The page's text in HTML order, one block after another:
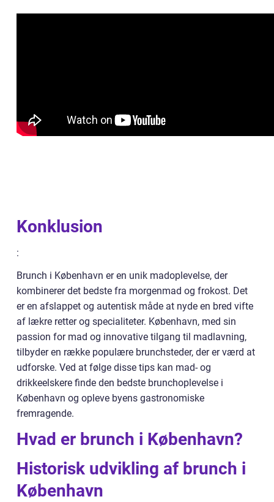
Konklusion
:
Brunch i København er en unik madoplevelse, der
kombinerer det bedste fra morgenmad og frokost. Det
er en afslappet og autentisk måde at nyde en bred vifte
af lækre retter og specialiteter. København, med sin
passion for mad og innovative tilgang til madlavning,
tilbyder en række populære brunchsteder, der er værd at
udforske. Ved at følge disse tips kan mad- og
drikkeelskere finde den bedste brunchoplevelse i
København og opleve byens gastronomiske
fremragende.
Hvad er brunch i København?
Historisk udvikling af brunch i
København